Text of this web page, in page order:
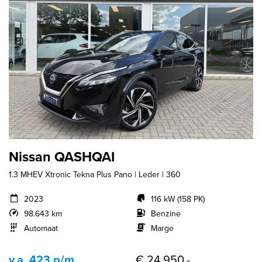
Nissan QASHQAI
1.3 MHEV Xtronic Tekna Plus Pano | Leder | 360
2023
98.643 km
Automaat
116 kW (158 PK)
Benzine
Marge